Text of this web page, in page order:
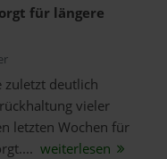
für längere
zuletzt deutlich
vieler
letzten Wochen für
weiterlesen